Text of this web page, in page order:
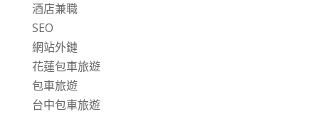
酒店兼職
SEO
網站外鏈
花蓮包車旅遊
包車旅遊
台中包車旅遊